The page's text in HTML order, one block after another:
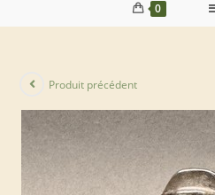
0
Produit précédent